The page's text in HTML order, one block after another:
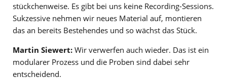
stückchenweise. Es gibt bei uns keine Recording-Sessions.
Sukzessive nehmen wir neues Material auf, montieren
das an bereits Bestehendes und so wächst das Stück.
Martin Siewert: Wir verwerfen auch wieder. Das ist ein
modularer Prozess und die Proben sind dabei sehr
entscheidend.